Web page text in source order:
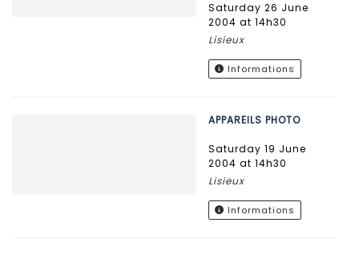
Saturday 26 June
2004 at 14h30
Lisieux
Informations
APPAREILS PHOTO
Saturday 19 June
2004 at 14h30
Lisieux
Informations